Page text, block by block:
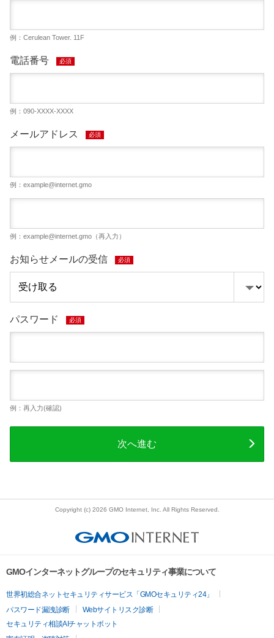
例：Cerulean Tower. 11F
電話番号 必須
例：090-XXXX-XXXX
メールアドレス 必須
例： example@internet.gmo
例： example@internet.gmo （再入力）
お知らせメールの受信 必須
パスワード 必須
例：再入力(確認)
次へ進む
Copyright (c) 2026 GMO Internet, Inc. All Rights Reserved.
GMOインターネットグループのセキュリティ事業について
世界初総合ネットセキュリティサービス「GMOセキュリティ24」
パスワード漏洩診断
Webサイトリスク診断
セキュリティ相談AIチャットボット